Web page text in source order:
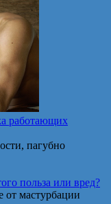
работающих
пагубно
польза или вред?
от мастурбации